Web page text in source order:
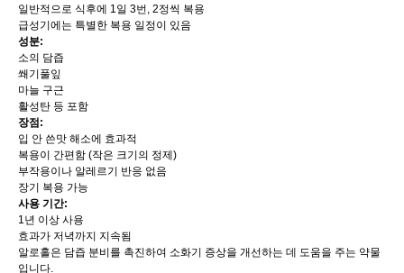
일반적으로 식후에 1일 3번, 2정씩 복용
급성기에는 특별한 복용 일정이 있음
성분:
소의 담즙
쐐기풀잎
마늘 구근
활성탄 등 포함
장점:
입 안 쓴맛 해소에 효과적
복용이 간편함 (작은 크기의 정제)
부작용이나 알레르기 반응 없음
장기 복용 가능
사용 기간:
1년 이상 사용
효과가 저녁까지 지속됨
알로홀은 담즙 분비를 촉진하여 소화기 증상을 개선하는 데 도움을 주는 약물
입니다.